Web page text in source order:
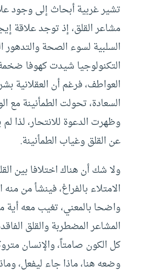
تشير غربية أبحاث إلى وجود
مشاعر القلق، إذ توجد علاقة
السلبية لسوء الصحة والتدهور
التكنولوجيا شيدت كهوفا
العواطف، فرغم أن العقلانية
السعادة، تحولت الطمأنينة مع
وظهرت الدعوة للانتحار، لذا
عن القلق وغياب الطمأنينة.
ولا شك أن هناك اختلافا بين
الامتلاء بالفراغ، فينشأ من
واضحا بالمعني، تغيب معه
المشاعر المضطربة والقلق
كل الكون صامتاً، والإنسان
وضعه هنا، ماذا جاء ليفعل،